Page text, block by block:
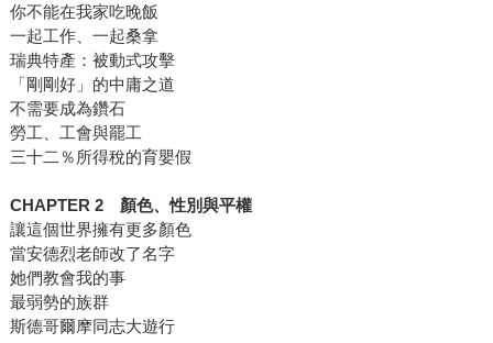
你不能在我家吃晚飯
一起工作、一起桑拿
瑞典特產：被動式攻擊
「剛剛好」的中庸之道
不需要成為鑽石
勞工、工會與罷工
三十二％所得稅的育嬰假
CHAPTER 2 顏色、性別與平權
讓這個世界擁有更多顏色
當安德烈老師改了名字
她們教會我的事
最弱勢的族群
斯德哥爾摩同志大遊行